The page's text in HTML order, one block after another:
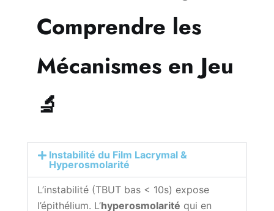
Comprendre les
Mécanismes en Jeu
🔬
Instabilité du Film Lacrymal &
Hyperosmolarité
L’instabilité (TBUT bas < 10s) expose
l’épithélium. L’hyperosmolarité qui en